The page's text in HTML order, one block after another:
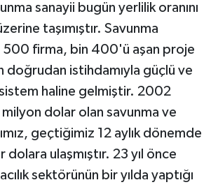
sanayii bugün yerlilik oranını
taşımıştır. Savunma
500 firma, bin 400'ü aşan proje
doğrudan istihdamıyla güçlü ve
haline gelmiştir. 2002
milyon dolar olan savunma ve
geçtiğimiz 12 aylık dönemde
dolara ulaşmıştır. 23 yıl önce
sektörünün bir yılda yaptığı